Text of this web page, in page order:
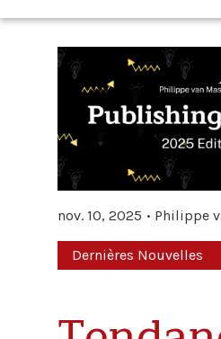
nov. 10, 2025 Philippe
Dernières Nouvelles